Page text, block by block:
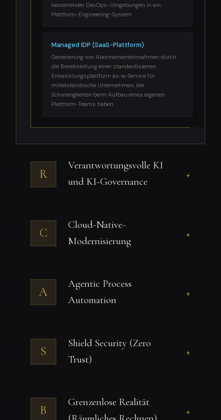
bestehender DevOps-Umgebungen in ein
Plattform-Engineering-System.
Managed IDP (SaaS-Plattform)
Generierung von Abonnementeinnahmen durch
die Bereitstellung einer standardisierten
Entwicklungsplattform as-a-Service für
mittelständische Unternehmen, die
Schwierigkeiten beim Aufbau eines eigenen
Plattform-Teams haben.
R
Verantwortungsvolle KI
und KI-Governance
+
C
Cloud-Native-
Modernisierung
+
A
Agentic Process
Automation
+
S
Shield Security (Zero
Trust)
+
B
Grenzenlose Realität
+